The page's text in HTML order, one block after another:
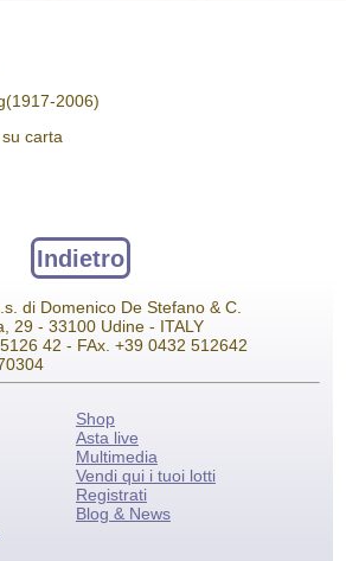
2006)
carta
Indietro
di Domenico De Stefano & C.
29 - 33100 Udine - ITALY
42 - FAx. +39 0432 512642
Shop
Asta live
Multimedia
Vendi qui i tuoi lotti
Registrati
Blog & News